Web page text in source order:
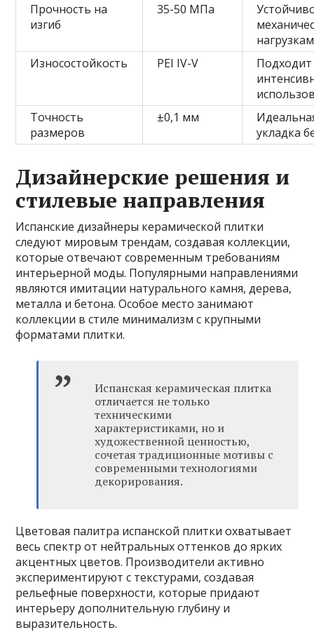
Прочность на
изгиб
35-50 МПа
нагрузкам
Износостойкость
PEI IV-V
Подходит
Точность
размеров
±0,1 мм
укладка
Дизайнерские решения и
стилевые направления
Испанские дизайнеры керамической плитки
следуют мировым трендам, создавая коллекции,
которые отвечают современным требованиям
интерьерной моды. Популярными направлениями
являются имитации натурального камня, дерева,
металла и бетона. Особое место занимают
коллекции в стиле минимализм с крупными
форматами плитки.
Испанская керамическая плитка
отличается не только
техническими
характеристиками, но и
художественной ценностью,
сочетая традиционные мотивы с
современными технологиями
декорирования.
Цветовая палитра испанской плитки охватывает
весь спектр от нейтральных оттенков до ярких
акцентных цветов. Производители активно
экспериментируют с текстурами, создавая
рельефные поверхности, которые придают
интерьеру дополнительную глубину и
выразительность.